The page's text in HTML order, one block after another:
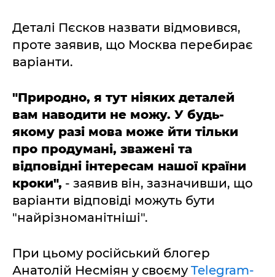
Деталі Пєсков назвати відмовився,
проте заявив, що Москва перебирає
варіанти.
"Природно, я тут ніяких деталей
вам наводити не можу. У будь-
якому разі мова може йти тільки
про продумані, зважені та
відповідні інтересам нашої країни
кроки", - заявив він, зазначивши, що
варіанти відповіді можуть бути
"найрізноманітніші".
При цьому російський блогер
Анатолій Несміян у своємуTelegram-